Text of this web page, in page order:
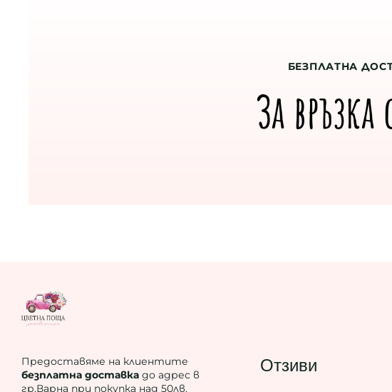
БЕЗПЛАТНА
За
Предоставяме на клиентите
безплатна доставка до адрес в
гр.Варна при покупка над 50лв.
Отзиви